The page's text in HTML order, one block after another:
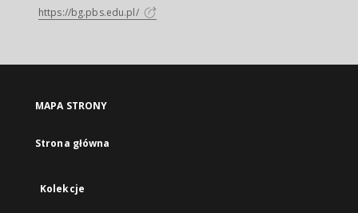
https://bg.pbs.edu.pl/
MAPA STRONY
Strona główna
Kolekcje